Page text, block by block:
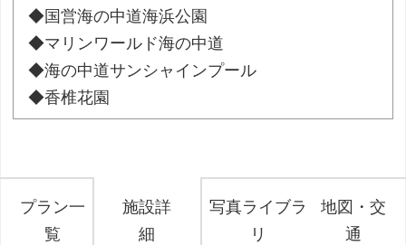
◆国営海の中道海浜公園
◆マリンワールド海の中道
◆海の中道サンシャインプール
◆香椎花園
プラン一
覧
施設詳
細
写真ライブラ
リ
地図・交
通